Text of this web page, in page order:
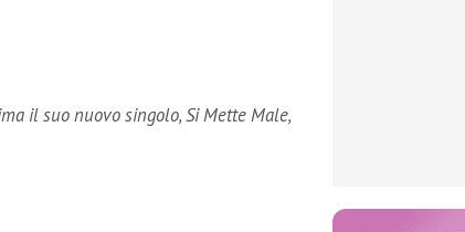
il suo nuovo singolo, Si Mette Male,